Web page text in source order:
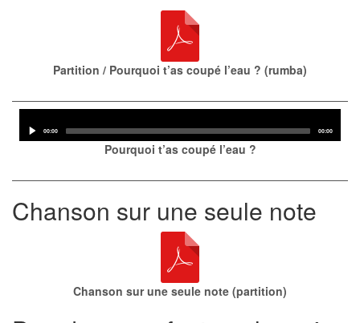
Partition / Pourquoi t’as coupé l’eau ? (rumba)
Player
Current
00:00
Total
00:00
Pourquoi t’as coupé l’eau ?
Chanson sur une seule note
Chanson sur une seule note (partition)